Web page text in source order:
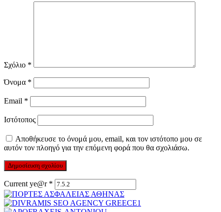
Σχόλιο *
Όνομα *
Email *
Ιστότοπος
Αποθήκευσε το όνομά μου, email, και τον ιστότοπο μου σε
αυτόν τον πλοηγό για την επόμενη φορά που θα σχολιάσω.
Current ye@r *